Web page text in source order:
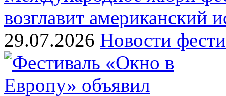
возглавит американский
29.07.2026 Новости